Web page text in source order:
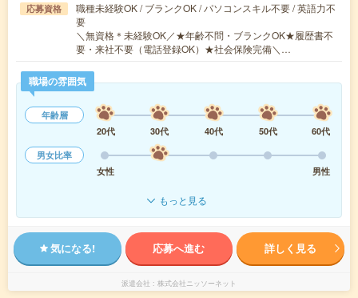
応募資格
職種未経験OK / ブランクOK / パソコンスキル不要 / 英語力不
要
＼無資格＊未経験OK／★年齢不問・ブランクOK★履歴書不
要・来社不要（電話登録OK）★社会保険完備＼…
職場の雰囲気
年齢層
20代
30代 40代 50代
60代
男女比率
女性
男性
もっと見る
気になる! 応募へ進む 詳しく見る
派遣会社 株式会社ニッソーネット